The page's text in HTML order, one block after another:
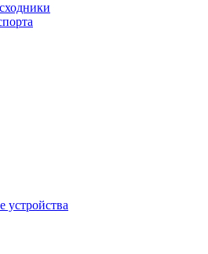
устройства